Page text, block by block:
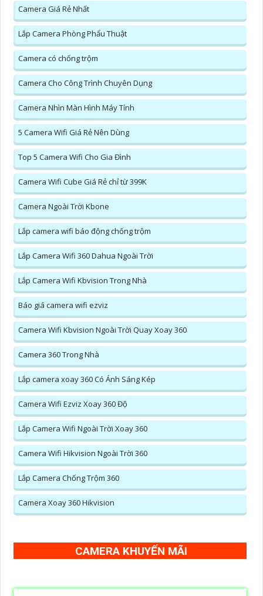
Camera Giá Rẻ Nhất
Lắp Camera Phòng Phẩu Thuật
Camera có chống trộm
Camera Cho Công Trình Chuyên Dụng
Camera Nhìn Màn Hình Máy Tính
5 Camera Wifi Giá Rẻ Nên Dùng
Top 5 Camera Wifi Cho Gia Đình
Camera Wifi Cube Giá Rẻ chỉ từ 399K
Camera Ngoài Trời Kbone
Lắp camera wifi báo động chống trộm
Lắp Camera Wifi 360 Dahua Ngoài Trời
Lắp Camera Wifi Kbvision Trong Nhà
Báo giá camera wifi ezviz
Camera Wifi Kbvision Ngoài Trời Quay Xoay 360
Camera 360 Trong Nhà
Lắp camera xoay 360 Có Ánh Sáng Kép
Camera Wifi Ezviz Xoay 360 Độ
Lắp Camera Wifi Ngoài Trời Xoay 360
Camera Wifi Hikvision Ngoài Trời 360
Lắp Camera Chống Trộm 360
Camera Xoay 360 Hikvision
CAMERA KHUYẾN MÃI